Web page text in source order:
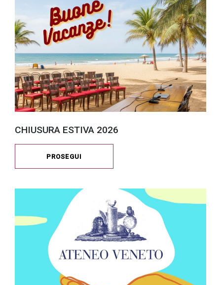
CHIUSURA ESTIVA 2026
PROSEGUI